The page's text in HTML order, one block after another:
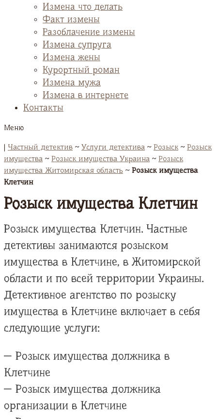
Измена что делать
Факт измены
Разоблачение измены
Измена супруга
Измена жены
Курортный роман
Измена мужа
Измена в интернете
Контакты
Меню
| Частный детектив ~ Услуги детектива ~ Розыск~ Розыск
имущества ~ Розыск имущества Украина ~ Розыск
имущества Житомирская область ~ Розыск имущества
Клетчин
Розыск имущества Клетчин
Розыск имущества Клетчин. Частные
детективы занимаются розыском
имущества в Клетчине, в Житомирской
области и по всей территории Украины.
Детективное агентство по розыску
имущества в Клетчине включает в себя
следующие услуги:
— Розыск имущества должника в
Клетчине
— Розыск имущества должника
организации в Клетчине